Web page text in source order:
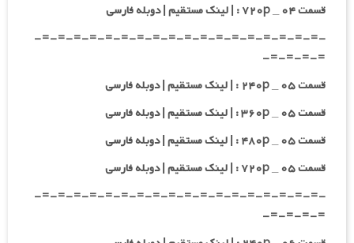
قسمت ۰۴ _ ۷۲۰p : | لینک مستقیم | دوبله فارسی
-=-=-=-=-=-=-=-=-=-=-=-=-=-=-=-=-=-=-
=-=-=-=-
قسمت ۰۵ _ ۲۴۰p : | لینک مستقیم | دوبله فارسی
قسمت ۰۵ _ ۳۶۰p : | لینک مستقیم | دوبله فارسی
قسمت ۰۵ _ ۴۸۰p : | لینک مستقیم | دوبله فارسی
قسمت ۰۵ _ ۷۲۰p : | لینک مستقیم | دوبله فارسی
-=-=-=-=-=-=-=-=-=-=-=-=-=-=-=-=-=-=-
=-=-=-=-